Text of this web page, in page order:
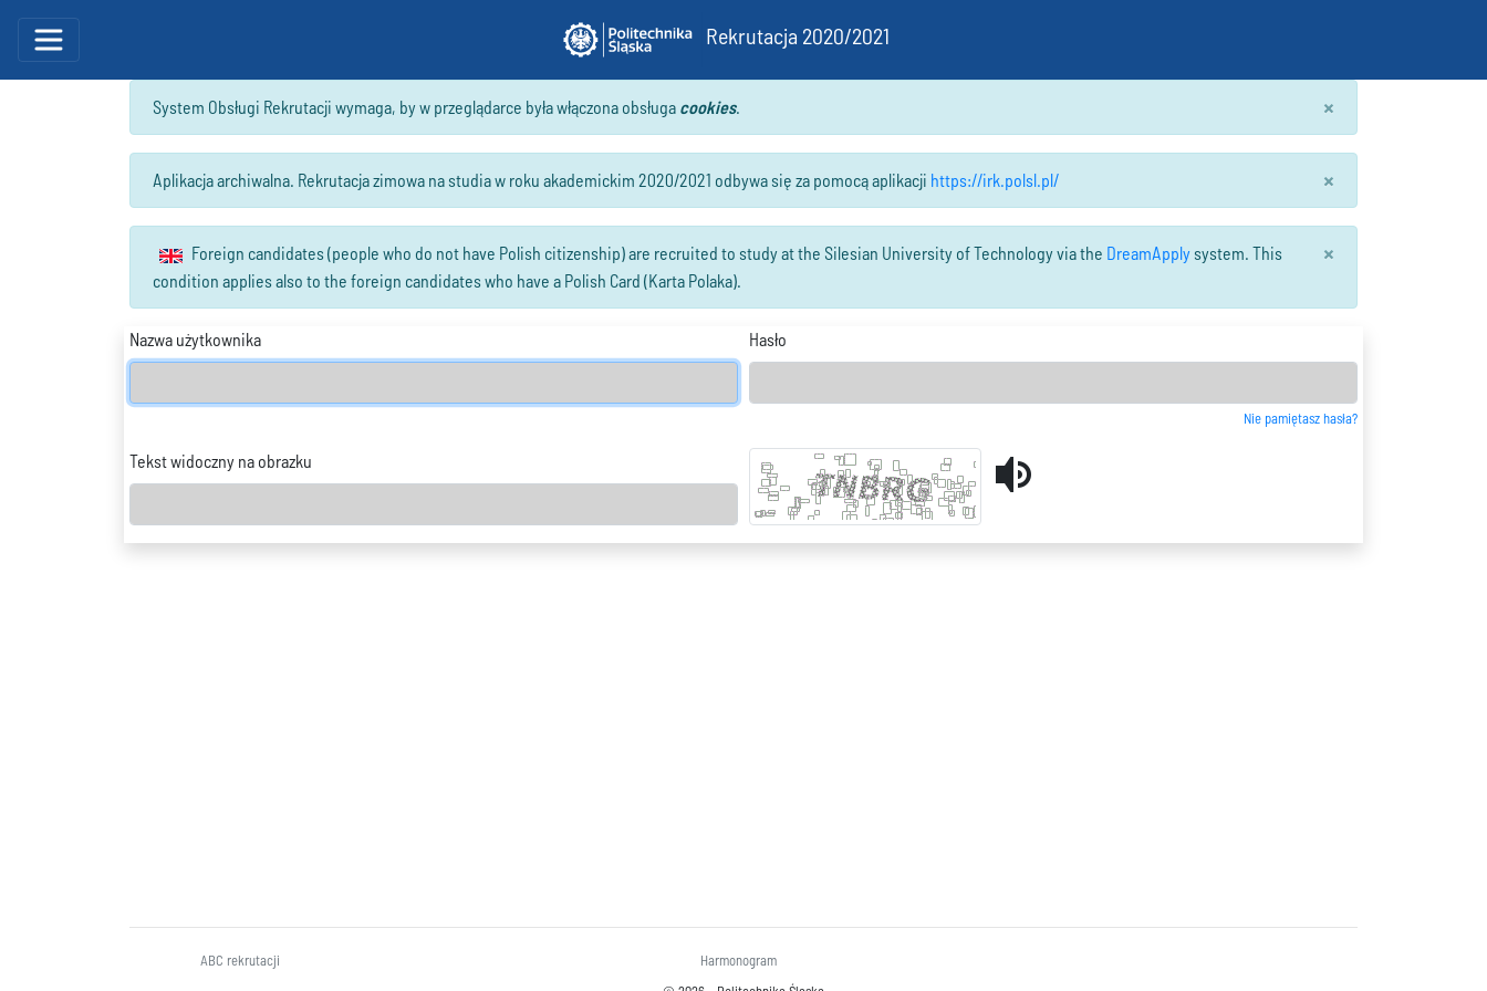
Rekrutacja 2020/2021
System Obsługi Rekrutacji wymaga, by w przeglądarce była włączona obsługa cookies. ×
Aplikacja archiwalna. Rekrutacja zimowa na studia w roku akademickim 2020/2021 odbywa się za pomocą aplikacji https://irk.polsl.pl/ ×
Foreign candidates (people who do not have Polish citizenship) are recruited to study at the Silesian University of Technology via the DreamApply system. This
condition applies also to the foreign candidates who have a Polish Card (Karta Polaka).
×
Nazwa użytkownika Hasło
Nie pamiętasz hasła?
Tekst widoczny na obrazku
ABC rekrutacji
Harmonogram